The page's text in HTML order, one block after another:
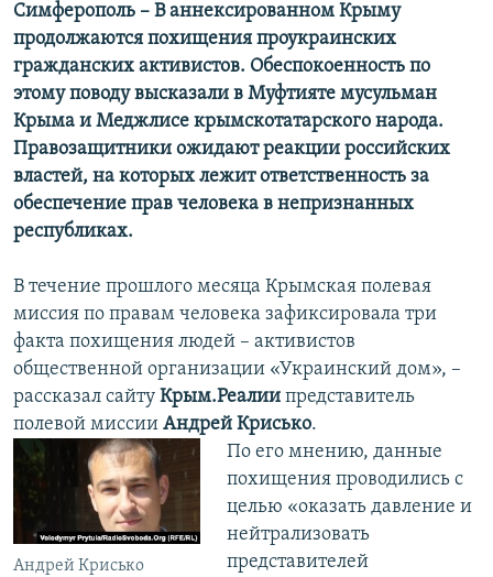
Симферополь – В аннексированном Крыму
продолжаются похищения проукраинских
гражданских активистов. Обеспокоенность по
этому поводу высказали в Муфтияте мусульман
Крыма и Меджлисе крымскотатарского народа.
Правозащитники ожидают реакции российских
властей, на которых лежит ответственность за
обеспечение прав человека в непризнанных
республиках.
В течение прошлого месяца Крымская полевая
миссия по правам человека ​зафиксировала три
факта похищения людей – активистов
общественной организации «Украинский дом», –
рассказал сайту Крым.Реалии представитель
полевой миссии Андрей Крисько.
Андрей Крисько
По его мнению, данные
похищения проводились с
целью «оказать давление и
нейтрализовать
представителей